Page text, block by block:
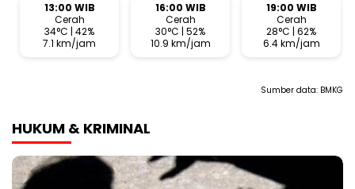
13:00 WIB
Cerah
34°C | 42%
7.1 km/jam
16:00 WIB
Cerah
30°C | 52%
10.9 km/jam
19:00 WIB
Cerah
28°C | 62%
6.4 km/jam
Sumber data: BMKG
HUKUM & KRIMINAL